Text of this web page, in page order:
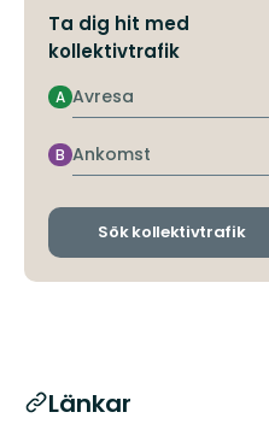
Ta dig hit med
kollektivtrafik
Avresa
A
Ankomst
B
Sök kollektivtrafik
Länkar